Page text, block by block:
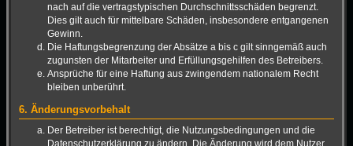
nach auf die vertragstypischen Durchschnittsschäden begrenzt.
Dies gilt auch für mittelbare Schäden, insbesondere entgangenen
Gewinn.
Die Haftungsbegrenzung der Absätze a bis c gilt sinngemäß auch
zugunsten der Mitarbeiter und Erfüllungsgehilfen des Betreibers.
Ansprüche für eine Haftung aus zwingendem nationalem Recht
bleiben unberührt.
6. Änderungsvorbehalt
Der Betreiber ist berechtigt, die Nutzungsbedingungen und die
Datenschutzerklärung zu ändern. Die Änderung wird dem Nutzer